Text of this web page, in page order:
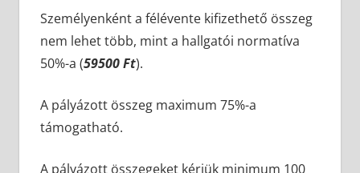
Személyenként a félévente kifizethető összeg
nem lehet több, mint a hallgatói normatíva
50%-a (59500 Ft).
A pályázott összeg maximum 75%-a
támogatható.
A pályázott összegeket kérjük minimum 100